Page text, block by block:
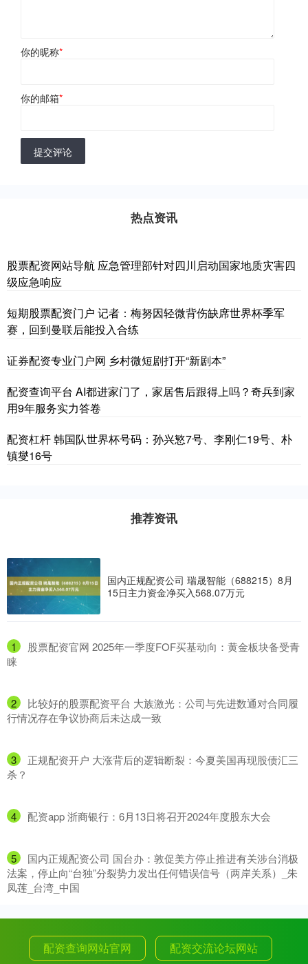
你的昵称*
你的邮箱*
提交评论
热点资讯
股票配资网站导航 应急管理部针对四川启动国家地质灾害四
级应急响应
短期股票配资门户 记者：梅努因轻微背伤缺席世界杯季军
赛，回到曼联后能投入合练
证券配资专业门户网 乡村微短剧打开“新剧本”
配资查询平台 AI都进家门了，家居售后跟得上吗？奇兵到家
用9年服务实力答卷
配资杠杆 韩国队世界杯号码：孙兴慜7号、李刚仁19号、朴
镇燮16号
推荐资讯
国内正规配资公司 瑞晟智能（688215）8月
15日主力资金净买入568.07万元
1
​股票配资官网 2025年一季度FOF买基动向：黄金板块备受青
睐
2
​比较好的股票配资平台 大族激光：公司与先进数通对合同履
行情况存在争议协商后未达成一致
3
​正规配资开户 大涨背后的逻辑断裂：今夏美国再现股债汇三
杀？
4 ​配资app 浙商银行：6月13日将召开2024年度股东大会
5
​国内正规配资公司 国台办：敦促美方停止推进有关涉台消极
法案，停止向“台独”分裂势力发出任何错误信号（两岸关系）_朱
凤莲_台湾_中国
配资查询网站官网 配资交流论坛网站